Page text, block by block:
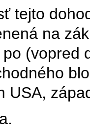
tejto
na
(vopred
USA,